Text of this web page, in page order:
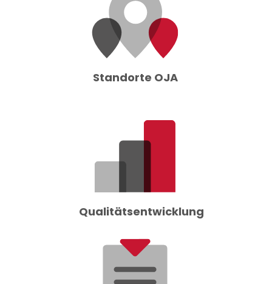
Standorte OJA
Qualitätsentwicklung